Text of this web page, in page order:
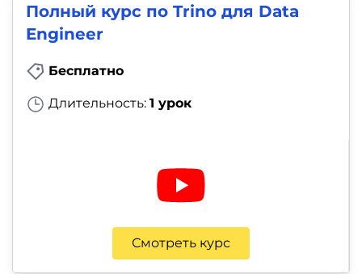
Полный курс по Trino для Data
Engineer
Бесплатно
Длительность: 1 урок
Смотреть курс